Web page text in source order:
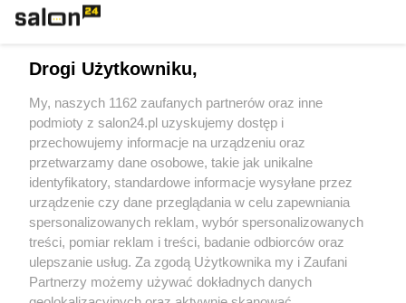
Sport
Społeczeństwo
Kultura
X Facebook Instagram Youtube
Drogi Użytkowniku,
My, naszych 1162 zaufanych partnerów oraz inne
podmioty z salon24.pl uzyskujemy dostęp i
przechowujemy informacje na urządzeniu oraz
przetwarzamy dane osobowe, takie jak unikalne
identyfikatory, standardowe informacje wysyłane przez
urządzenie czy dane przeglądania w celu zapewniania
spersonalizowanych reklam, wybór spersonalizowanych
treści, pomiar reklam i treści, badanie odbiorców oraz
ulepszanie usług. Za zgodą Użytkownika my i Zaufani
Partnerzy możemy używać dokładnych danych